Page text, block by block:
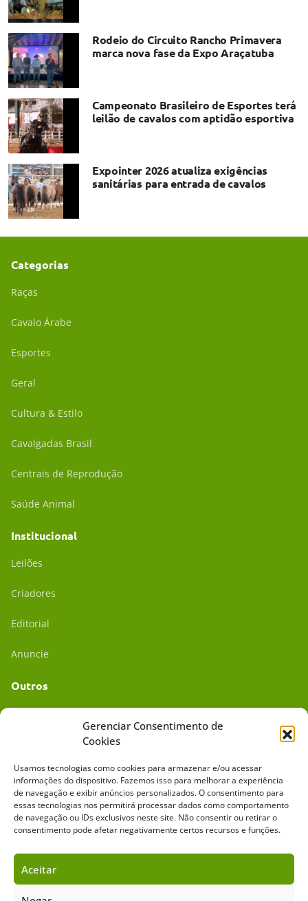
Gerenciar Consentimento de
Cookies
Usamos tecnologias como cookies para armazenar e/ou acessar
informações do dispositivo. Fazemos isso para melhorar a experiência
de navegação e exibir anúncios personalizados. O consentimento para
essas tecnologias nos permitirá processar dados como comportamento
de navegação ou IDs exclusivos neste site. Não consentir ou retirar o
consentimento pode afetar negativamente certos recursos e funções.
Aceitar
Rodeio do Circuito Rancho Primavera
marca nova fase da Expo Araçatuba
Campeonato Brasileiro de Esportes terá
leilão de cavalos com aptidão esportiva
Expointer 2026 atualiza exigências
sanitárias para entrada de cavalos
Categorias
Raças
Cavalo Árabe
Esportes
Geral
Cultura & Estilo
Cavalgadas Brasil
Centrais de Reprodução
Saúde Animal
Institucional
Leilões
Criadores
Editorial
Anuncie
Outros
Mídia Kit
Sobre o Cavalus Leilões Anuncie